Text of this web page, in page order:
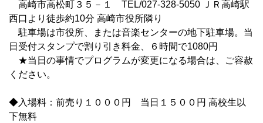
高崎市高松町３５－１ TEL/027-328-5050 ＪＲ高崎駅
西口より徒歩約10分 高崎市役所隣り
駐車場は市役所、または音楽センターの地下駐車場。当
日受付スタンプで割り引き料金、６時間で1080円
★当日の事情でプログラムが変更になる場合は、ご容赦
ください。
◆入場料：前売り１０００円 当日１５００円 高校生以
下無料